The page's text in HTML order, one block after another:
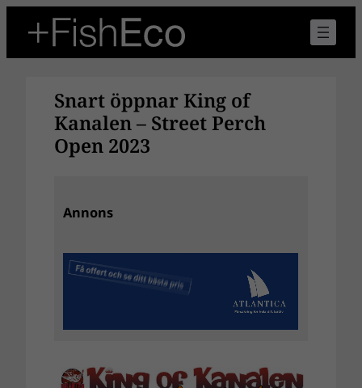
innehåll
Snart öppnar King of
Kanalen – Street Perch
Open 2023
Annons